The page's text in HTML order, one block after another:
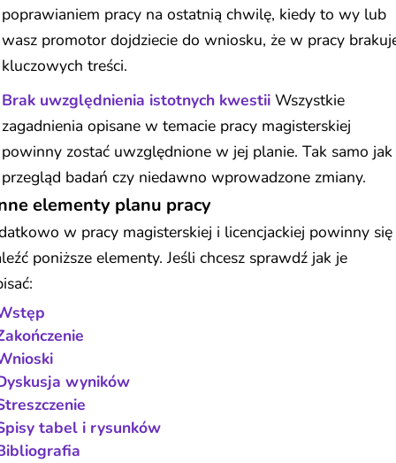
poprawianiem pracy na ostatnią chwilę, kiedy to wy lub
wasz promotor dojdziecie do wniosku, że w pracy
kluczowych treści.
Brak uwzględnienia istotnych kwestii Wszystkie
zagadnienia opisane w temacie pracy magisterskiej
powinny zostać uwzględnione w jej planie. Tak samo jak
przegląd badań czy niedawno wprowadzone zmiany.
elementy planu pracy
w pracy magisterskiej i licencjackiej powinny się
poniższe elementy. Jeśli chcesz sprawdź jak je
wyników
tabel i rysunków